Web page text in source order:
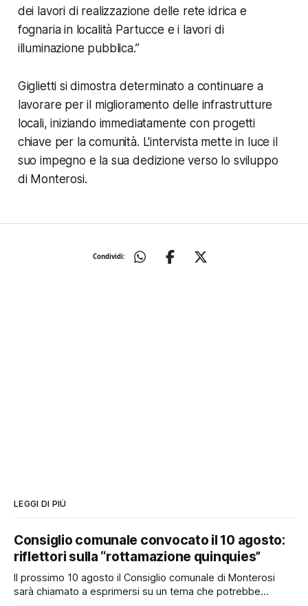
dei lavori di realizzazione delle rete idrica e
fognaria in località Partucce e i lavori di
illuminazione pubblica.”
Giglietti si dimostra determinato a continuare a
lavorare per il miglioramento delle infrastrutture
locali, iniziando immediatamente con progetti
chiave per la comunità. L'intervista mette in luce il
suo impegno e la sua dedizione verso lo sviluppo
di Monterosi.
Condividi:
LEGGI DI PIÙ
Consiglio comunale convocato il 10 agosto:
riflettori sulla “rottamazione quinquies”
Il prossimo 10 agosto il Consiglio comunale di Monterosi
sarà chiamato a esprimersi su un tema che potrebbe